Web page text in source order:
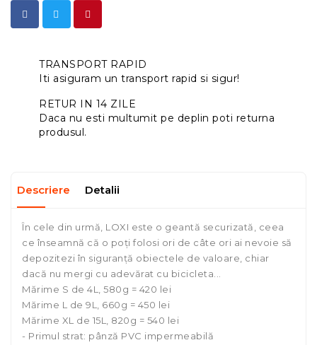
TRANSPORT RAPID
Iti asiguram un transport rapid si sigur!
RETUR IN 14 ZILE
Daca nu esti multumit pe deplin poti returna
produsul.
Descriere Detalii
În cele din urmă, LOXI este o geantă securizată, ceea
ce înseamnă că o poți folosi ori de câte ori ai nevoie să
depozitezi în siguranță obiectele de valoare, chiar
dacă nu mergi cu adevărat cu bicicleta...
Mărime S de 4L, 580g = 420 lei
Mărime L de 9L, 660g = 450 lei
Mărime XL de 15L, 820g = 540 lei
- Primul strat: pânză PVC impermeabilă